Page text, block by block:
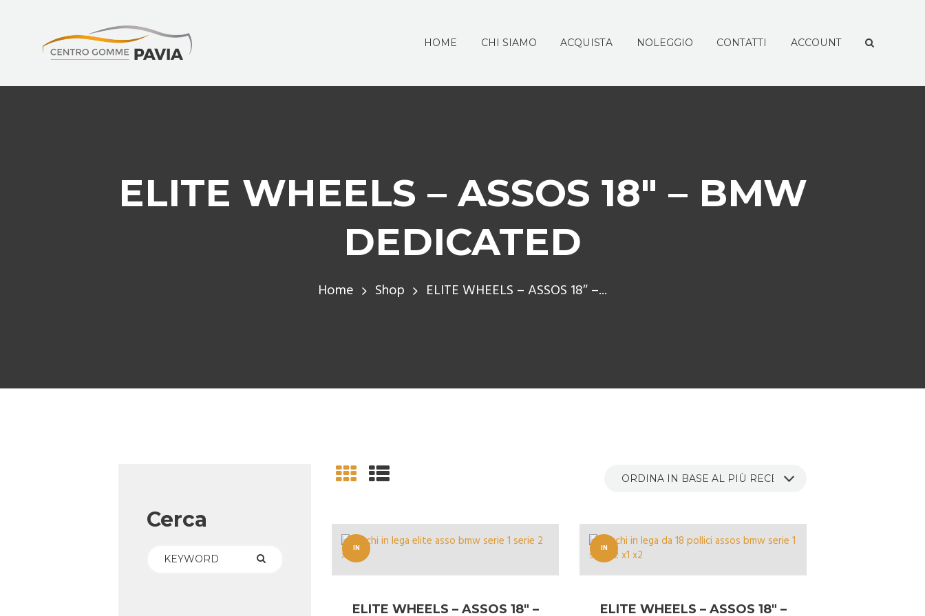
HOME CHI SIAMO ACQUISTA NOLEGGIO CONTATTI ACCOUNT
ELITE WHEELS – ASSOS 18″ – BMW
DEDICATED
Home Shop ELITE WHEELS – ASSOS 18″ –...
IN
OFFERT
ELITE WHEELS – ASSOS 18″ –
IN
OFFERT
ELITE WHEELS – ASSOS 18″ –
Cerca